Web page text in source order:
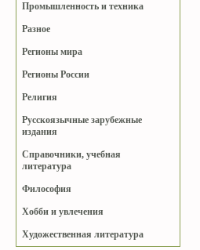
Промышленность и техника
Разное
Регионы мира
Регионы России
Религия
Русскоязычные зарубежные
издания
Справочники, учебная
литература
Философия
Хобби и увлечения
Художественная литература